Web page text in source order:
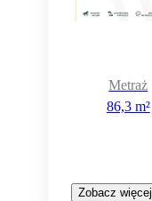
Metraż
86,3 m²
Zobacz więcej